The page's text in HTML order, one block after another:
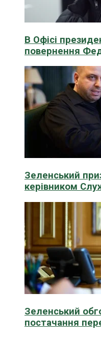
В Офісі
повернення
Зеленський
керівником
Зеленський
постачання